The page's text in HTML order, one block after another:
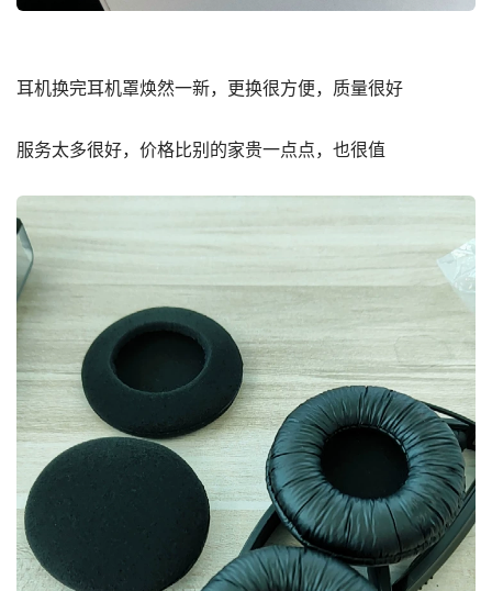
耳机换完耳机罩焕然一新，更换很方便，质量很好
服务太多很好，价格比别的家贵一点点，也很值